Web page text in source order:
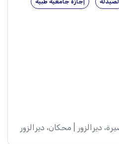
الصيدلة إجازة جامعية طبية
ديرالزور | محكان، ديرالزور |